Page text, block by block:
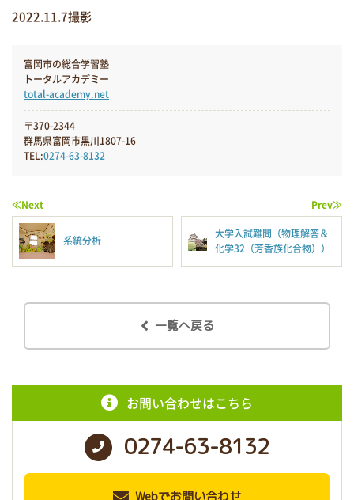
2022.11.7撮影
富岡市の総合学習塾
トータルアカデミー
total-academy.net
〒370-2344
群馬県富岡市黒川1807-16
TEL:0274-63-8132
≪Next
系統分析
Prev≫
大学入試難問（物理解答＆
化学32（芳香族化合物））
一覧へ戻る
お問い合わせはこちら
0274-63-8132
Webでお問い合わせ